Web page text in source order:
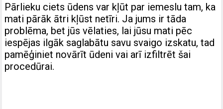
Pārlieku ciets ūdens var kļūt par iemeslu tam, ka
mati pārāk ātri kļūst netīri. Ja jums ir tāda
problēma, bet jūs vēlaties, lai jūsu mati pēc
iespējas ilgāk saglabātu savu svaigo izskatu, tad
pamēģiniet novārīt ūdeni vai arī izfiltrēt šai
procedūrai.